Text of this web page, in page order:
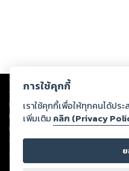
Copyright © 2026
ต่อผลงานหรือเนื้อหาใดที่อัปโหลดผ่าน
ทรัพย์สินทางปัญญาของบุคคลอื่นหรือ
ทุกท่านโปรดใช้วิจารณญาณในการกลั่
หนึ่งส่วนใดขัดต่อกฎหมายและศีลธรร
ดำเนินการในทันที ทั้งนี้ ทางสตอรี่ล็
ลิขสิทธิ์ พ.ศ. 2537 (ฉบับล่าสุด)
การใช้คุกกี้
เราใช้คุกกี้เพื่อให้ทุกคนได้ปร
เพิ่มเติม คลิก (Privacy